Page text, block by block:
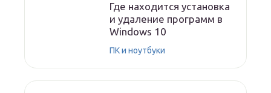
Где находится установка
и удаление программ в
Windows 10
ПК и ноутбуки